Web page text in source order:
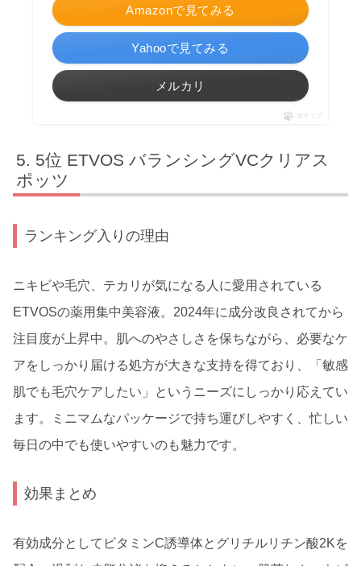
Amazonで見てみる
Yahooで見てみる
メルカリ
ポチップ
5位 ETVOS バランシングVCクリアス
ポッツ
ランキング入りの理由
ニキビや毛穴、テカリが気になる人に愛用されている
ETVOSの薬用集中美容液。2024年に成分改良されてから
注目度が上昇中。肌へのやさしさを保ちながら、必要なケ
アをしっかり届ける処方が大きな支持を得ており、「敏感
肌でも毛穴ケアしたい」というニーズにしっかり応えてい
ます。ミニマムなパッケージで持ち運びしやすく、忙しい
毎日の中でも使いやすいのも魅力です。
効果まとめ
有効成分としてビタミンC誘導体とグリチルリチン酸2Kを